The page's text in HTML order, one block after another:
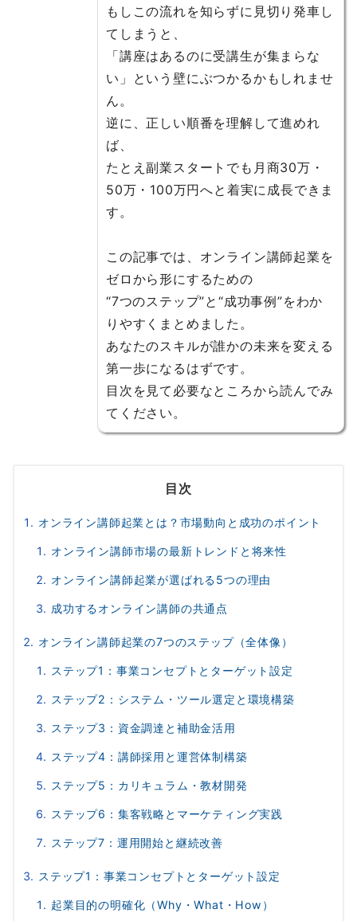
もしこの流れを知らずに見切り発車し
てしまうと、
「講座はあるのに受講生が集まらな
い」という壁にぶつかるかもしれませ
ん。
逆に、正しい順番を理解して進めれ
ば、
たとえ副業スタートでも月商30万・
50万・100万円へと着実に成長できま
す。
この記事では、オンライン講師起業を
ゼロから形にするための
“7つのステップ”と“成功事例”をわか
りやすくまとめました。
あなたのスキルが誰かの未来を変える
第一歩になるはずです。
目次を見て必要なところから読んでみ
てください。
目次
オンライン講師起業とは？市場動向と成功のポイント
オンライン講師市場の最新トレンドと将来性
オンライン講師起業が選ばれる5つの理由
成功するオンライン講師の共通点
オンライン講師起業の7つのステップ（全体像）
ステップ1：事業コンセプトとターゲット設定
ステップ2：システム・ツール選定と環境構築
ステップ3：資金調達と補助金活用
ステップ4：講師採用と運営体制構築
ステップ5：カリキュラム・教材開発
ステップ6：集客戦略とマーケティング実践
ステップ7：運用開始と継続改善
ステップ1：事業コンセプトとターゲット設定
起業目的の明確化（Why・What・How）